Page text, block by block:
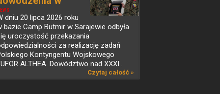
dniu 20 lipca 2026 roku
bazie Camp Butmir w Sarajewie odbyła
uroczystość przekazania
za realizację zadań
Kontyngentu Wojskowego
ALTHEA. Dowództwo nad XXXI...
Czytaj całość »